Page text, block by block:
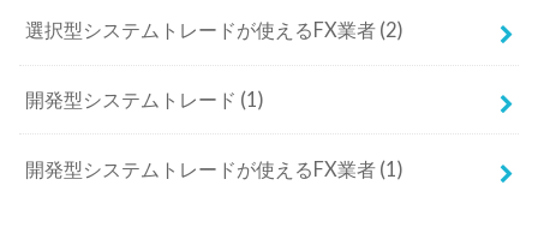
選択型システムトレードが使えるFX業者 (2)
開発型システムトレード (1)
開発型システムトレードが使えるFX業者 (1)